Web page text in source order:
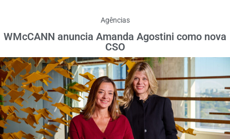
Agências
WMcCANN anuncia Amanda Agostini como nova
CSO